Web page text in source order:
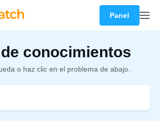
Panel
conocimientos
o haz clic en el problema de abajo.